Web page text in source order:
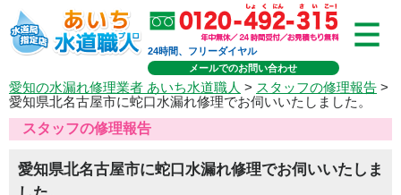
24時間、フリーダイヤル
メールでのお問い合わせ
愛知の水漏れ修理業者 あいち水道職人 > スタッフの修理報告 >
愛知県北名古屋市に蛇口水漏れ修理でお伺いいたしました。
スタッフの修理報告
愛知県北名古屋市に蛇口水漏れ修理でお伺いいたしま